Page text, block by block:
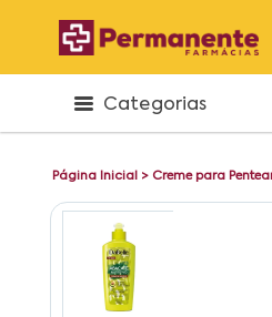
Categorias
Página Inicial > Creme para